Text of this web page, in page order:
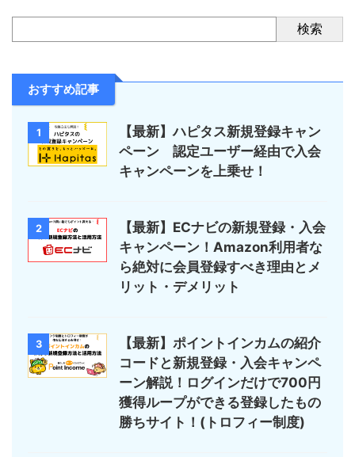
検索
おすすめ記事
1
【最新】ハピタス新規登録キャン
ペーン 認定ユーザー経由で入会
キャンペーンを上乗せ！
2
【最新】ECナビの新規登録・入会
キャンペーン！Amazon利用者な
ら絶対に会員登録すべき理由とメ
リット・デメリット
3
【最新】ポイントインカムの紹介
コードと新規登録・入会キャンペ
ーン解説！ログインだけで700円
獲得ループができる登録したもの
勝ちサイト！(トロフィー制度)